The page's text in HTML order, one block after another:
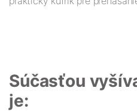
Súčasťou
je: